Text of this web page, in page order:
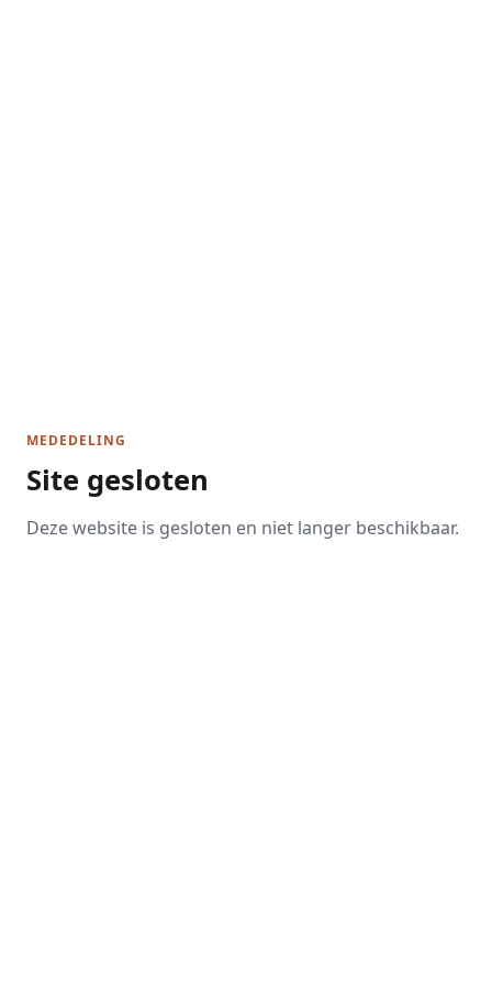
MEDEDELING
Site gesloten
Deze website is gesloten en niet langer beschikbaar.